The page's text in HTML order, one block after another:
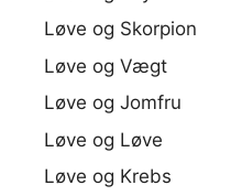
Løve og Skorpion
Løve og Vægt
Løve og Jomfru
Løve og Løve
Løve og Krebs